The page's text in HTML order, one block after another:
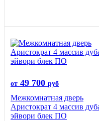
от 49 700 руб
Межкомнатная дверь
Аристократ 4 массив
эйвори блек ПО